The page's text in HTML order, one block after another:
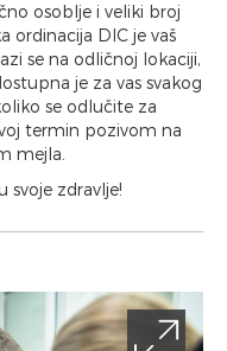
osoblje i veliki broj
ordinacija DIC je vaš
se na odličnoj lokaciji,
je za vas svakog
se odlučite za
termin pozivom na
mejla.
zdravlje!